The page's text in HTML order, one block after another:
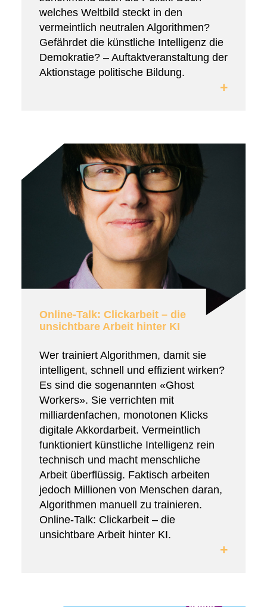
welches Weltbild steckt in den
vermeintlich neutralen Algorithmen?
Gefährdet die künstliche Intelligenz die
Demokratie? – Auftaktveranstaltung der
Aktionstage politische Bildung.
+
Online-Talk: Clickarbeit – die
unsichtbare Arbeit hinter KI
Wer trainiert Algorithmen, damit sie
intelligent, schnell und effizient wirken?
Es sind die sogenannten «Ghost
Workers». Sie verrichten mit
milliardenfachen, monotonen Klicks
digitale Akkordarbeit. Vermeintlich
funktioniert künstliche Intelligenz rein
technisch und macht menschliche
Arbeit überflüssig. Faktisch arbeiten
jedoch Millionen von Menschen daran,
Algorithmen manuell zu trainieren.
Online-Talk: Clickarbeit – die
unsichtbare Arbeit hinter KI.
+